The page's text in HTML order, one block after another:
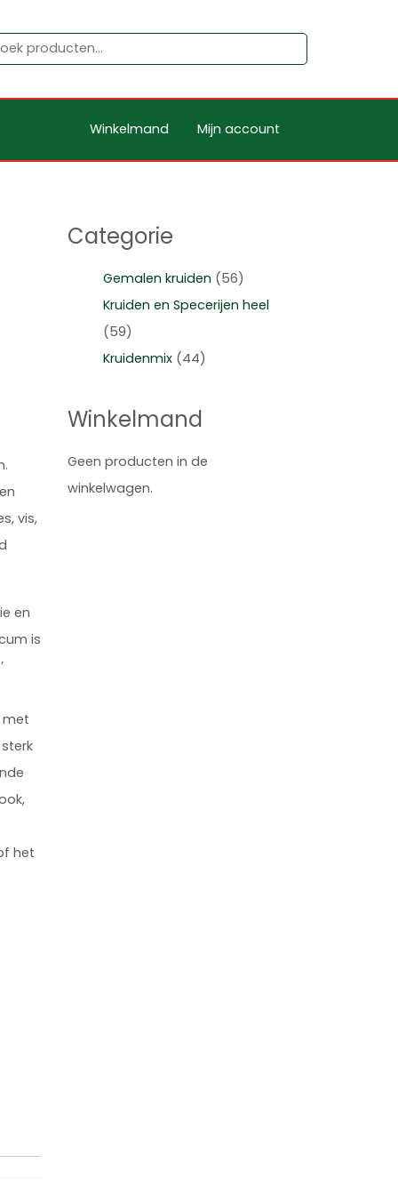
Winkelmand Mijn account
vis,
en
is
met
het
Categorie
Gemalen kruiden (56)
Kruiden en Specerijen heel
(59)
Kruidenmix (44)
Winkelmand
Geen producten in de
winkelwagen.